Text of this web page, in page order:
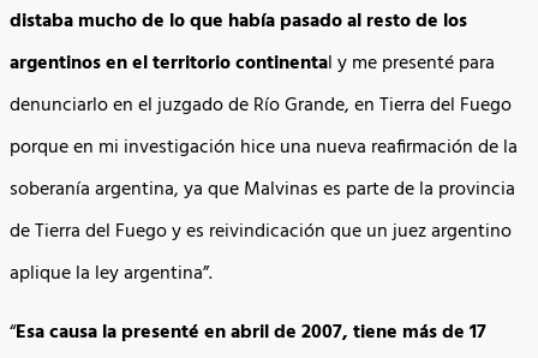
distaba mucho de lo que había pasado al resto de los
argentinos en el territorio continental y me presenté para
denunciarlo en el juzgado de Río Grande, en Tierra del Fuego
porque en mi investigación hice una nueva reafirmación de la
soberanía argentina, ya que Malvinas es parte de la provincia
de Tierra del Fuego y es reivindicación que un juez argentino
aplique la ley argentina”.
“Esa causa la presenté en abril de 2007, tiene más de 17